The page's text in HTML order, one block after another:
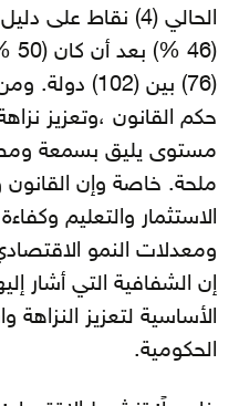
الحالي (4) نقاط
(76) بين (102)
حكم القانون ،وتعزيز
مستوى يليق بسمعة
ملحة. خاصة وإن القانون
الاستثمار والتعليم
إن الشفافية التي أشار
الأساسية لتعزيز النزاهة
الحكومية.